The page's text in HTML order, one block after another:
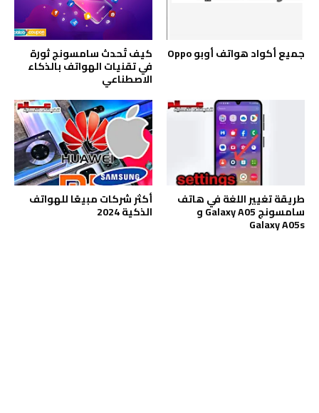
جميع أكواد هواتف أوبو Oppo كيف تُحدث سامسونج ثورة
في تقنيات الهواتف بالذكاء
الاصطناعي
طريقة تغيير اللغة في هاتف
سامسونج Galaxy A05 و
Galaxy A05s
أكثر شركات مبيعًا للهواتف
الذكية 2024